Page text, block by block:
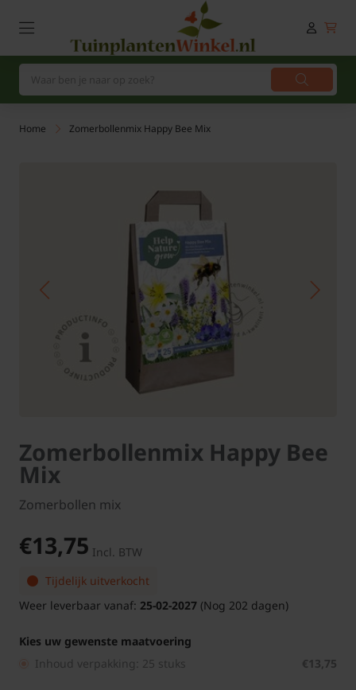
Home Zomerbollenmix Happy Bee Mix
Zomerbollenmix Happy Bee
Mix
Zomerbollen mix
€13,75 Incl. BTW
Tijdelijk uitverkocht
Weer leverbaar vanaf: 25-02-2027 (Nog 202 dagen)
Kies uw gewenste maatvoering
Inhoud verpakking: 25 stuks
€13,75